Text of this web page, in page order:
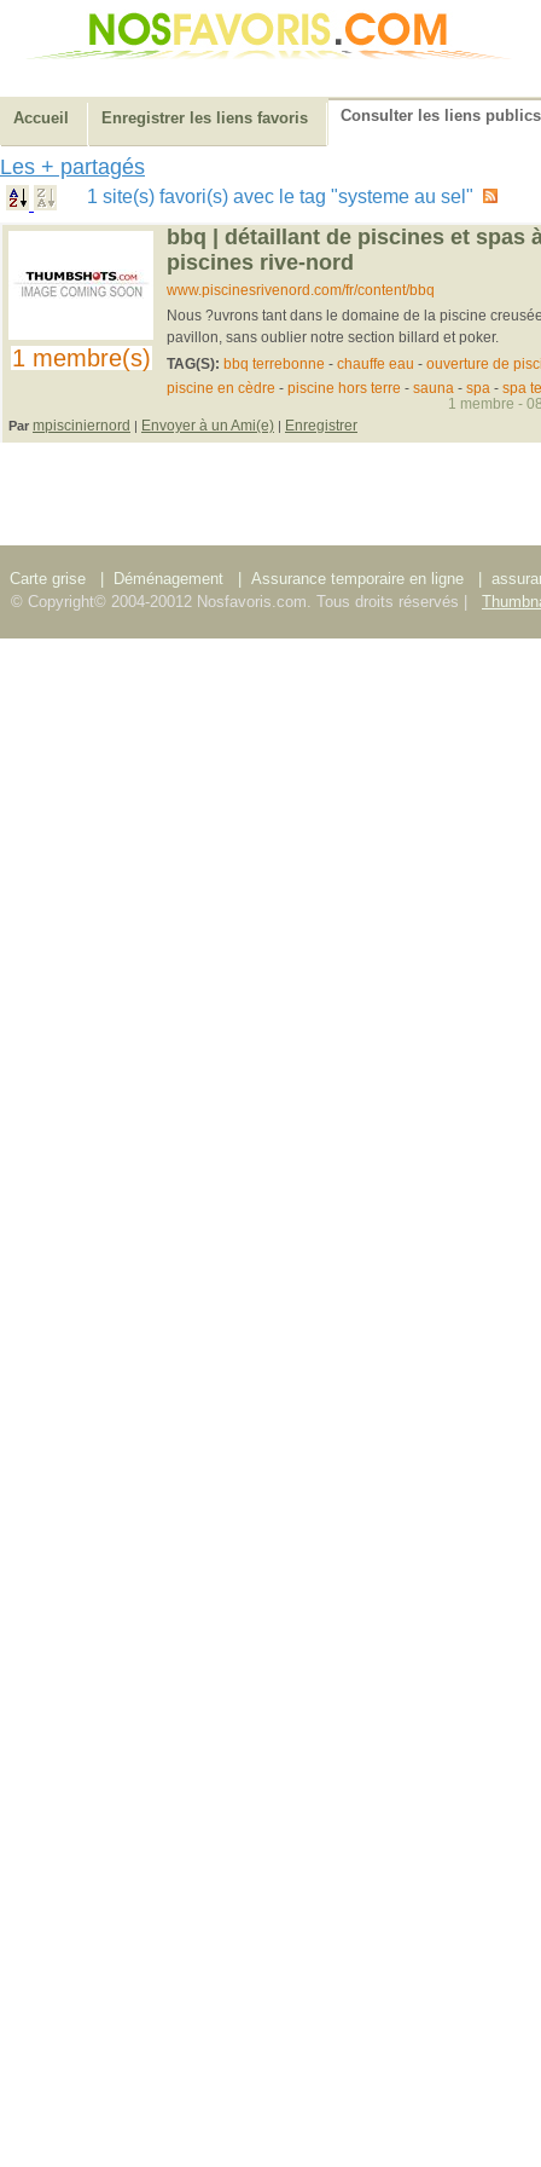
Accueil Enregistrer les liens favoris Consulter les liens publics
Les + partagés
1 site(s) favori(s) avec le tag "systeme au sel"
1 membre(s)
bbq | détaillant de piscines et spas
piscines rive-nord
www.piscinesrivenord.com/fr/content/bbq
Nous ?uvrons tant dans le domaine de la piscine
pavillon, sans oublier notre section billard et poker.
TAG(S): bbq terrebonne - chauffe eau - ouverture de
piscine en cèdre - piscine hors terre - sauna - spa - spa
Par mpisciniernord | Envoyer à un Ami(e) | Enregistrer
1 membre -
Carte grise Déménagement Assurance temporaire en ligne
© Copyright© 2004-20012 Nosfavoris.com. Tous droits réservés |